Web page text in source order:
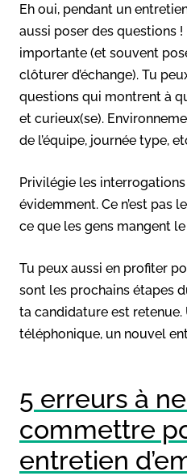
Eh oui, pendant un
aussi poser des questions
importante (et souvent
clôturer d’échange). Tu
questions qui montrent à
et curieux(se).
de l’équipe, journée type,
Privilégie les
évidemment. Ce n’est pas
ce que les gens mangent
Tu peux aussi en profiter
sont les prochains étapes
ta candidature est retenue.
téléphonique, un nouvel
5 erreurs à
commettre
entretien